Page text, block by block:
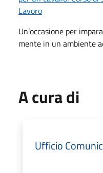
Lavoro
Un’occasione per
mente in un ambiente
A cura di
Ufficio